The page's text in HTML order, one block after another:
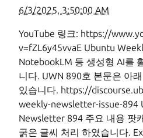
6/3/2025, 3:50:00 AM
YouTube 링크: https://
v=fZL6y45vvaE Ubuntu
NotebookLM 등 생성형 AI를
니다. UWN 890호 본문은 아
있습니다. https://
weekly-newsletter-issue-894
Newsletter 894 주요 내용 팟
굵은 글씨 처리 하였습니다.